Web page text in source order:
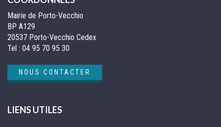
Mairie de Porto-Vecchio
BP A129
20537 Porto-Vecchio Cedex
Tel : 04 95 70 95 30
NOUS CONTACTER
LIENS UTILES